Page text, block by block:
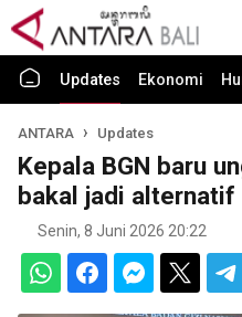
Updates Ekonomi
ANTARA Updates
Kepala BGN baru
bakal jadi alternatif
Senin, 8 Juni 2026 20:22